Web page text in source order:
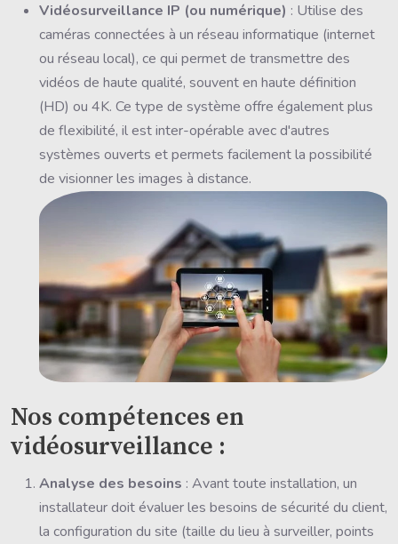
Vidéosurveillance IP (ou numérique) : Utilise des
caméras connectées à un réseau informatique (internet
ou réseau local), ce qui permet de transmettre des
vidéos de haute qualité, souvent en haute définition
(HD) ou 4K. Ce type de système offre également plus
de flexibilité, il est inter-opérable avec d'autres
systèmes ouverts et permets facilement la possibilité
de visionner les images à distance.
Nos compétences en
vidéosurveillance :
Analyse des besoins : Avant toute installation, un
installateur doit évaluer les besoins de sécurité du client,
la configuration du site (taille du lieu à surveiller, points